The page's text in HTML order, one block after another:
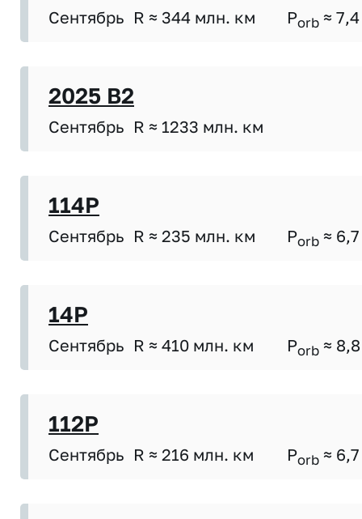
Сентябрь R ≈ 344 млн. км Porb ≈ 7,4
2025 B2
Сентябрь R ≈ 1233 млн. км
114P
Сентябрь R ≈ 235 млн. км Porb ≈ 6,7
14P
Сентябрь R ≈ 410 млн. км Porb ≈ 8,8
112P
Сентябрь R ≈ 216 млн. км Porb ≈ 6,7